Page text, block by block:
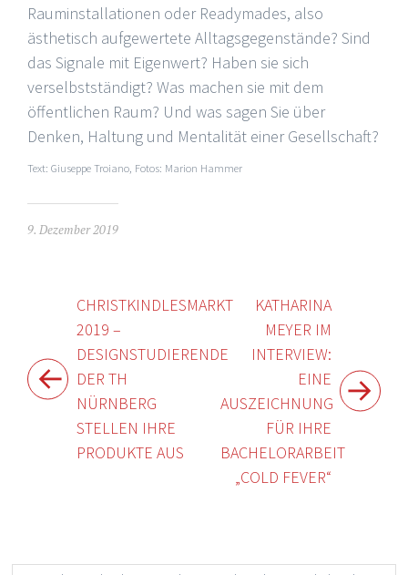
Rauminstallationen oder Readymades, also
ästhetisch aufgewertete Alltagsgegenstände? Sind
das Signale mit Eigenwert? Haben sie sich
verselbstständigt? Was machen sie mit dem
öffentlichen Raum? Und was sagen Sie über
Denken, Haltung und Mentalität einer Gesellschaft?
Text: Giuseppe Troiano, Fotos: Marion Hammer
9. Dezember 2019
Beitragsnavigation
CHRISTKINDLESMARKT
2019 –
DESIGNSTUDIERENDE
DER TH
NÜRNBERG
STELLEN IHRE
PRODUKTE AUS
KATHARINA
MEYER IM
INTERVIEW:
EINE
AUSZEICHNUNG
FÜR IHRE
BACHELORARBEIT
„COLD FEVER“